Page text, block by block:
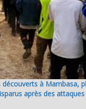
découverts à Mambasa,
après des